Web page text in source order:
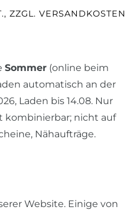
ZZGL. VERSANDKOSTEN
Sommer (online beim
automatisch an der
Laden bis 14.08. Nur
kombinierbar; nicht auf
Nähaufträge.
Website. Einige von